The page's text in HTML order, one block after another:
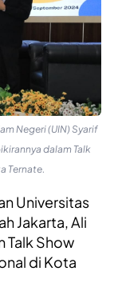
Negeri (UIN) Syarif
dalam Talk
Ternate.
Universitas
Jakarta, Ali
Talk Show
di Kota